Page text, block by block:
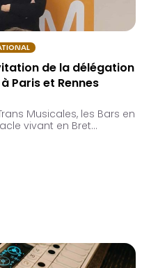
de la délégation
Paris et Rennes
Musicales, les Bars en
vivant en Bret…